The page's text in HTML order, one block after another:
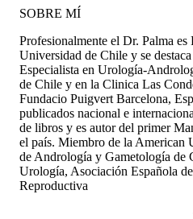
SOBRE MÍ
Profesionalmente el Dr. Palma es
Universidad de Chile y se
Especialista en Urología-
de Chile y en la Clinica Las
Fundacio Puigvert Barcelona,
publicados nacional e
de libros y es autor del primer
el país. Miembro de la American
de Andrología y Gametología de
Urología, Asociación Española
Reproductiva